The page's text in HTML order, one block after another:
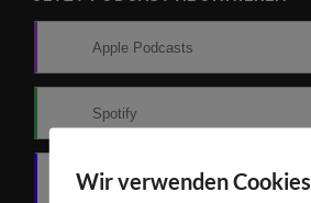
Apple Podcasts
Spotify
Amazon Music
Wir verwenden Cookies